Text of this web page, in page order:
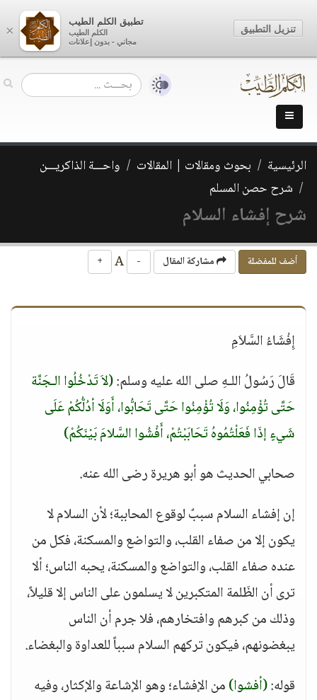
الرئيسية بحوث ومقالات | المقالات
واحـــة الذاكريـــن
شرح حصن المسلم
شرح إفشاء السلام
أضف للمفضلة مشاركة المقال -
+
إِفْشَاءُ السَّلاَمِ
قَالَ رَسُولُ اللـهِ صلى الله عليه وسلم:(لاَ تَدْخُلُوا الـجَنَّة
حَتَّى تُؤْمِنُوا، وَلَا تُؤْمِنُوا حَتَّى تَحَابُّوا، أَوَلَا أدُلُّكُمْ عَلَى
شَيءٍ إذَا فَعَلْتُمُوهُ تَحَابَبْتُمْ، أَفْشُوا السَّلامَ بَيْنَكُمْ)
صحابي الحديث هو أبو هريرة رضى الله عنه.
إن إفشاء السلام سببٌ لوقوع المحاببة؛ لأن السلام لا
يكون إلا من صفاء القلب، والتواضع والمسكنة، فكل من
عنده صفاء القلب، والتواضع والمسكنة، يحبه الناس؛ ألا
ترى أن الظَلمة المتكبرين لا يسلمون على الناس إلا قليلاً،
وذلك من كبرهم وافتخارهم، فلا جرم أن الناس
يبغضونهم، فيكون تركهم السلام سبباً للعداوة والبغضاء.
قوله:(أفشوا)من الإفشاء؛ وهو الإشاعة والإكثار، وفيه
×
تطبيق الكلم الطيب
الكلم الطيب
مجاني - بدون إعلانات
تنزيل التطبيق